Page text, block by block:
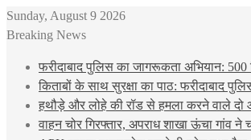
Sunday, August 9 2026
Breaking News
फरीदाबाद पुलिस का जागरूकता अभियान: 500
किताबों के साथ सुरक्षा का पाठ: फरीदाबाद
हथौड़े और लोहे की रॉड से हमला करने वाले दो
वाहन चोर गिरफ्तार, अपराध शाखा ऊंचा गांव ने